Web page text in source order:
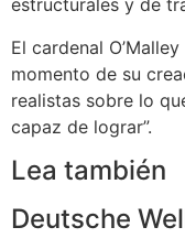
estructurales y de
El cardenal
momento de su
realistas sobre lo
capaz de lograr”.
Lea también
Deutsche